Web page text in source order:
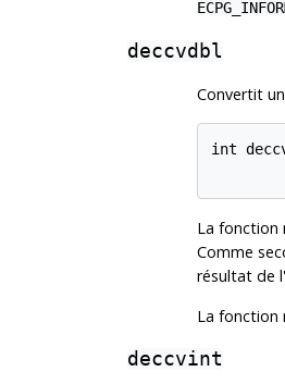
deccvdbl
Convertit
int
La fonction
Comme
résultat de
La fonction
deccvint